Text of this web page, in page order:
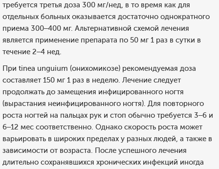
требуется третья доза 300 мг/нед, в то время как для
отдельных больных оказывается достаточно однократного
приема 300–400 мг. Альтернативной схемой лечения
является применение препарата по 50 мг 1 раз в сутки в
течение 2–4 нед.
При tinea unguium (онихомикозе) рекомендуемая доза
составляет 150 мг 1 раз в неделю. Лечение следует
продолжать до замещения инфицированного ногтя
(вырастания неинфицированного ногтя). Для повторного
роста ногтей на пальцах рук и стоп обычно требуется 3–6 и
6–12 мес соответственно. Однако скорость роста может
варьировать в широких пределах у разных людей, а также в
зависимости от возраста. После успешного лечения
длительно сохранявшихся хронических инфекций иногда